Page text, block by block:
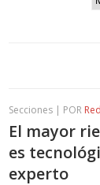
Secciones | POR
El mayor
es
experto